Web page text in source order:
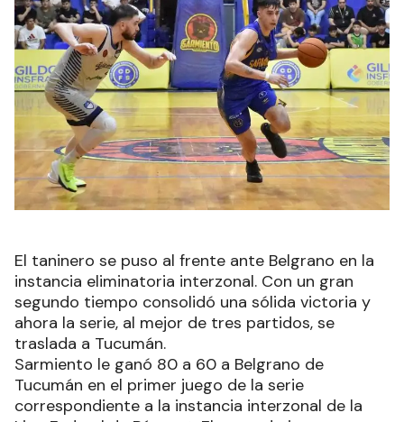
El taninero se puso al frente ante Belgrano en la
instancia eliminatoria interzonal. Con un gran
segundo tiempo consolidó una sólida victoria y
ahora la serie, al mejor de tres partidos, se
traslada a Tucumán.
Sarmiento le ganó 80 a 60 a Belgrano de
Tucumán en el primer juego de la serie
correspondiente a la instancia interzonal de la